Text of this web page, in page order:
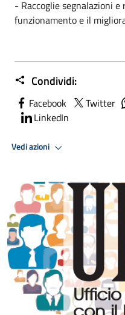
- Raccoglie segnalazioni
funzionamento e il
Condividi:
Facebook Twitter
LinkedIn
Vedi azioni